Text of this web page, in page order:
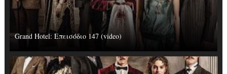
Grand Hotel: Επεισόδιο 147 (video)